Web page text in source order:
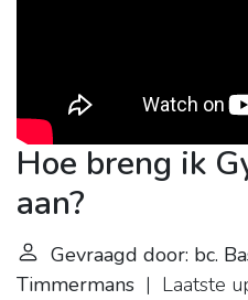
Hoe breng ik
aan?
Gevraagd door: bc.
Timmermans | Laatste